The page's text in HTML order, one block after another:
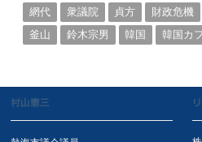
網代
衆議院 貞方 財政危機
釜山
鈴木宗男 韓国 韓国カ
村山憲三